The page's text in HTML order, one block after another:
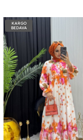
KARGO
BEDAVA